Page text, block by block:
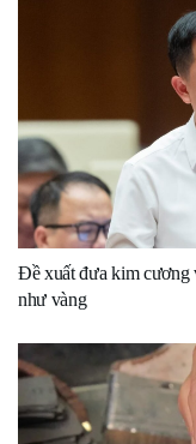
Đề xuất đưa kim cương
như vàng